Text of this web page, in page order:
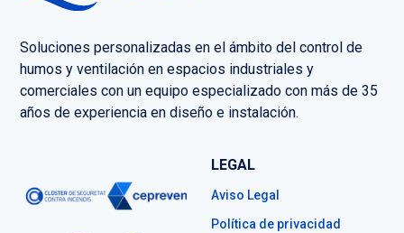
Soluciones personalizadas en el ámbito del control de
humos y ventilación en espacios industriales y
comerciales con un equipo especializado con más de 35
años de experiencia en diseño e instalación.
LEGAL
Aviso Legal
Política de privacidad